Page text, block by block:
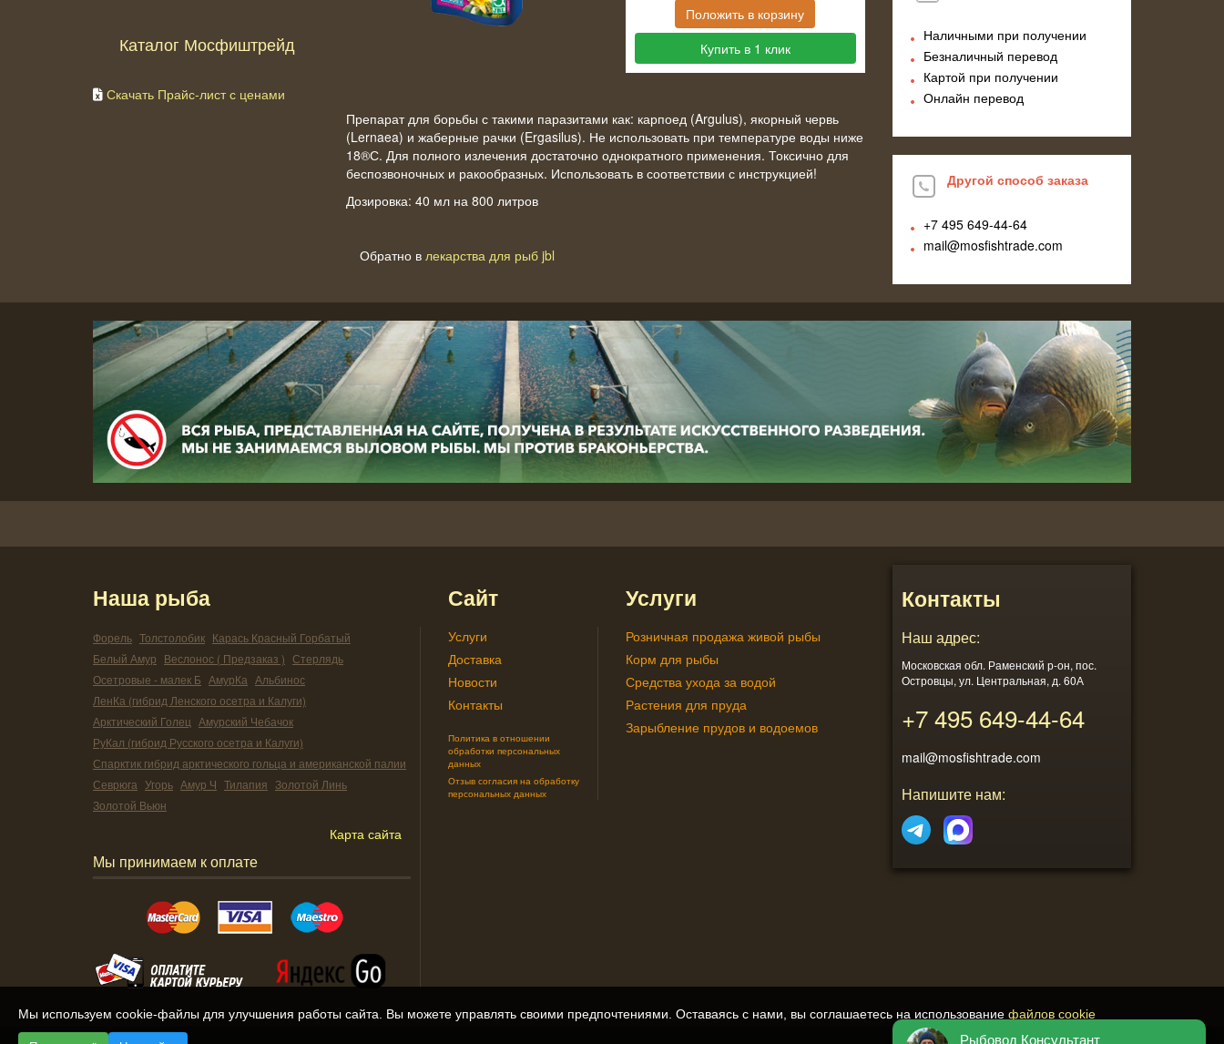
Каталог Мосфиштрейд
Скачать Прайс-лист с ценами
Положить в корзину
Купить в 1 клик
Препарат для борьбы с такими паразитами как: карпоед (Argulus), якорный червь
(Lernaea) и жаберные рачки (Ergasilus). Не использовать при температуре воды ниже
18®С. Для полного излечения достаточно однократного применения. Токсично для
беспозвоночных и ракообразных. Использовать в соответствии с инструкцией!
Дозировка: 40 мл на 800 литров
Обратно в лекарства для рыб jbl
Наличными при получении
Безналичный перевод
Картой при получении
Онлайн перевод
Другой способ заказа
+7 495649-44-64
mail@mosfishtrade.com
Наша рыба
Форель Толстолобик Карась Красный Горбатый
Белый Амур Веслонос ( Предзаказ ) Стерлядь
Осетровые - малек Б АмурКа Альбинос
ЛенКа (гибрид Ленского осетра и Калуги)
Арктический Голец Амурский Чебачок
РуКал (гибрид Русского осетра и Калуги)
Спарктик гибрид арктического гольца и американской палии
Севрюга Угорь Амур Ч Тилапия Золотой Линь
Золотой Вьюн
Карта сайта
Мы принимаем к оплате
Сайт
Услуги
Доставка
Новости
Контакты
Политика в отношении
обработки персональных
данных
Отзыв согласия на обработку
персональных данных
Услуги
Розничная продажа живой рыбы
Корм для рыбы
Средства ухода за водой
Растения для пруда
Зарыбление прудов и водоемов
Контакты
Наш адрес:
Московская обл. Раменский р-он, пос.
Островцы, ул. Центральная, д. 60А
+7 495649-44-64
mail@mosfishtrade.com
Напишите нам:
Мы используем cookie-файлы для улучшения работы сайта. Вы можете управлять своими предпочтениями. Оставаясь с нами, вы соглашаетесь на использование файлов cookie
Рыбовод Консультант